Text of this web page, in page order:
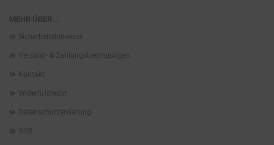
MEHR ÜBER...
Sicherheitshinweise
Versand- & Zahlungsbedingungen
Kontakt
Widerrufsrecht
Datenschutzerklärung
AGB